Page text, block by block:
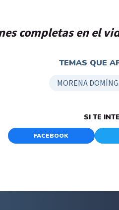
completas en el
TEMAS QUE
MORENA
SI TE
FACEBOOK